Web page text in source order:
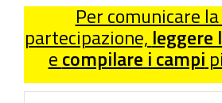
Per comunicare
partecipazione,
ecompilare i campi